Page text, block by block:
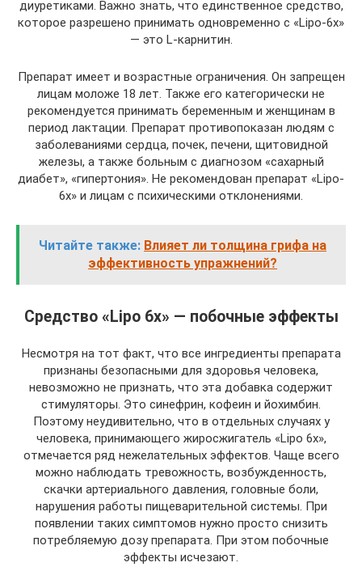
диуретиками. Важно знать, что единственное средство,
которое разрешено принимать одновременно с «Lipo-6x»
— это L-карнитин.
Препарат имеет и возрастные ограничения. Он запрещен
лицам моложе 18 лет. Также его категорически не
рекомендуется принимать беременным и женщинам в
период лактации. Препарат противопоказан людям с
заболеваниями сердца, почек, печени, щитовидной
железы, а также больным с диагнозом «сахарный
диабет», «гипертония». Не рекомендован препарат «Lipo-
6x» и лицам с психическими отклонениями.
Читайте также: Влияет ли толщина грифа на
эффективность упражнений?
Средство «Lipo 6x» — побочные эффекты
Несмотря на тот факт, что все ингредиенты препарата
признаны безопасными для здоровья человека,
невозможно не признать, что эта добавка содержит
стимуляторы. Это синефрин, кофеин и йохимбин.
Поэтому неудивительно, что в отдельных случаях у
человека, принимающего жиросжигатель «Lipo 6x»,
отмечается ряд нежелательных эффектов. Чаще всего
можно наблюдать тревожность, возбужденность,
скачки артериального давления, головные боли,
нарушения работы пищеварительной системы. При
появлении таких симптомов нужно просто снизить
потребляемую дозу препарата. При этом побочные
эффекты исчезают.